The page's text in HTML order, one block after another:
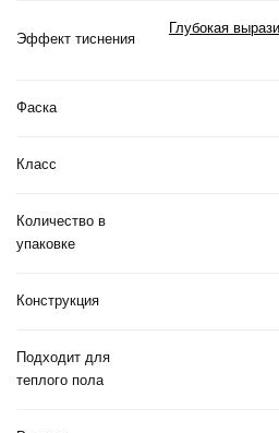
Эффект тиснения
Глубокая
Фаска
Класс
Количество в
упаковке
Конструкция
Подходит для
теплого пола